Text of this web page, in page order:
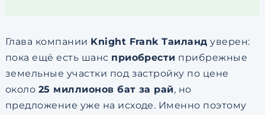
Глава компании Knight Frank Таиланд уверен:
пока ещё есть шанс приобрести прибрежные
земельные участки под застройку по цене
около 25 миллионов бат за рай, но
предложение уже на исходе. Именно поэтому